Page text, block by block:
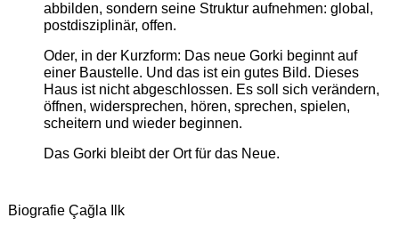
abbilden, sondern seine Struktur aufnehmen: global,
postdisziplinär, offen.
Oder, in der Kurzform: Das neue Gorki beginnt auf
einer Baustelle. Und das ist ein gutes Bild. Dieses
Haus ist nicht abgeschlossen. Es soll sich verändern,
öffnen, widersprechen, hören, sprechen, spielen,
scheitern und wieder beginnen.
Das Gorki bleibt der Ort für das Neue.
Biografie Çağla Ilk